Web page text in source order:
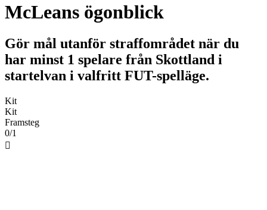
McLeans ögonblick
Gör mål utanför straffområdet när du
har minst 1 spelare från Skottland i
startelvan i valfritt FUT-spelläge.
Kit
Kit
Framsteg
0/1
